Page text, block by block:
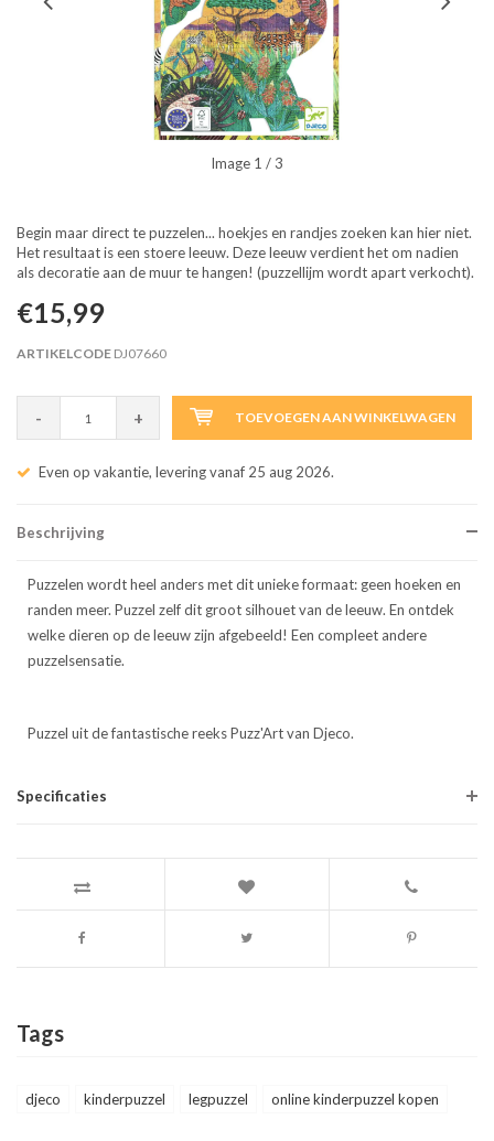
Image 1 / 3
Begin maar direct te puzzelen... hoekjes en randjes zoeken kan hier niet.
Het resultaat is een stoere leeuw. Deze leeuw verdient het om nadien
als decoratie aan de muur te hangen! (puzzellijm wordt apart verkocht).
€15,99
ARTIKELCODE DJ07660
- + TOEVOEGEN AAN WINKELWAGEN
Even op vakantie, levering vanaf 25 aug 2026.
Beschrijving
Puzzelen wordt heel anders met dit unieke formaat: geen hoeken en
randen meer. Puzzel zelf dit groot silhouet van de leeuw. En ontdek
welke dieren op de leeuw zijn afgebeeld! Een compleet andere
puzzelsensatie.
Puzzel uit de fantastische reeks Puzz'Art van Djeco.
Specificaties
Tags
djeco kinderpuzzel legpuzzel online kinderpuzzel kopen